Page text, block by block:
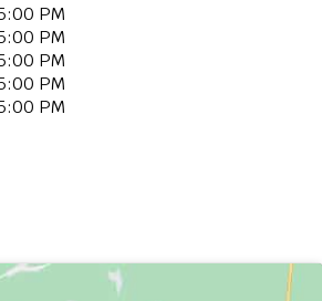
PM
PM
PM
PM
PM